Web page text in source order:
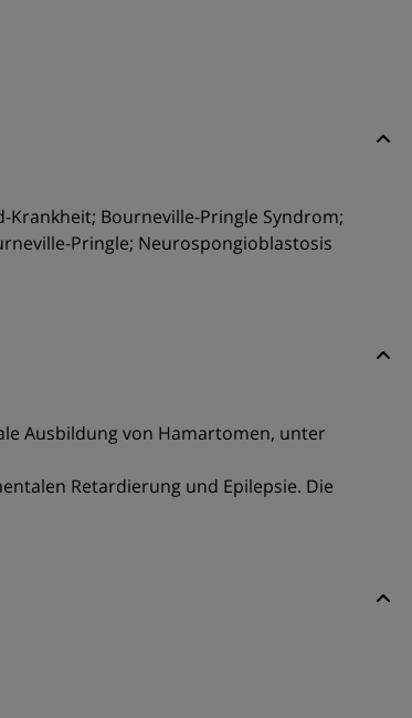
Krankheit; Bourneville-Pringle Syndrom;
Pringle; Neurospongioblastosis
Ausbildung von Hamartomen, unter
Retardierung und Epilepsie. Die